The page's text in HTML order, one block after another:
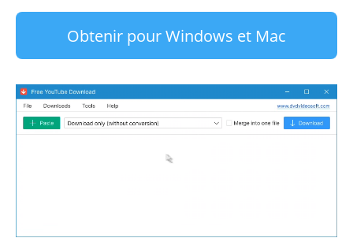
Obtenir pour Windows et Mac